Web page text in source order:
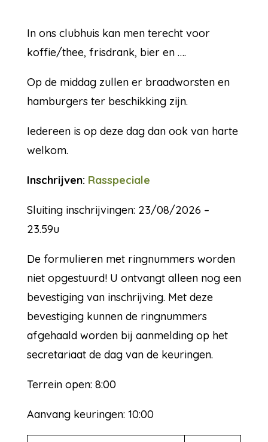
In ons clubhuis kan men terecht voor
koffie/thee, frisdrank, bier en ….
Op de middag zullen er braadworsten en
hamburgers ter beschikking zijn.
Iedereen is op deze dag dan ook van harte
welkom.
Inschrijven: Rasspeciale
Sluiting inschrijvingen: 23/08/2026 –
23.59u
De formulieren met ringnummers worden
niet opgestuurd! U ontvangt alleen nog een
bevestiging van inschrijving. Met deze
bevestiging kunnen de ringnummers
afgehaald worden bij aanmelding op het
secretariaat de dag van de keuringen.
Terrein open: 8:00
Aanvang keuringen: 10:00